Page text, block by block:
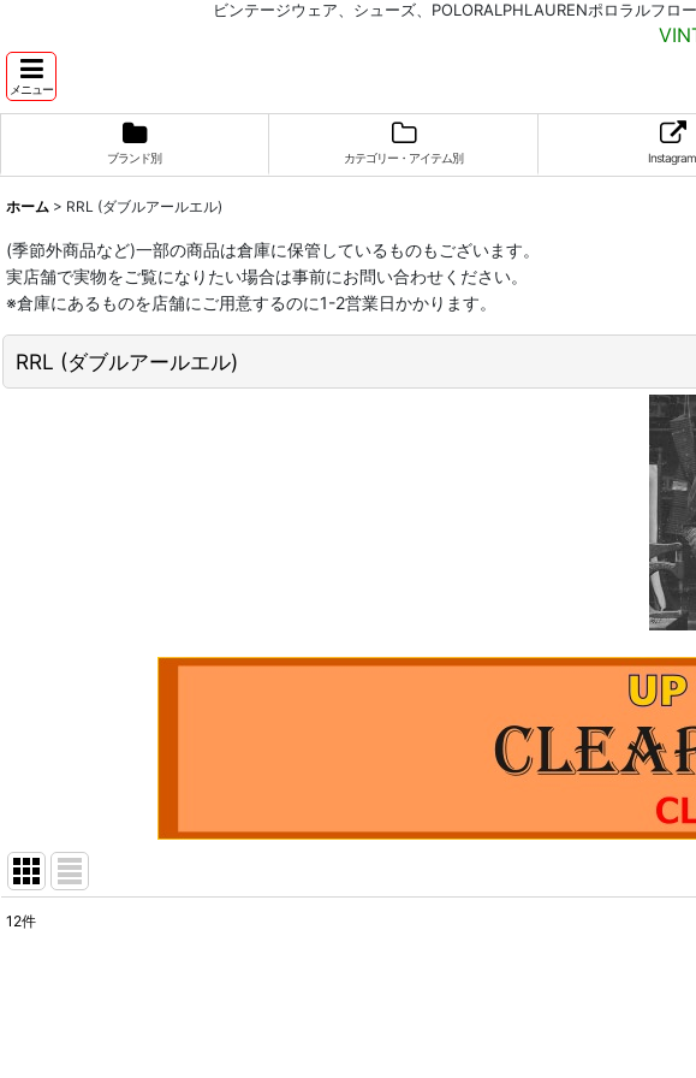
ビンテージウェア、シューズ、POLORALPHLAURENポロラルフ
メニュー
ブランド別 カテゴリー・アイテム別 Instagram
ホーム > RRL (ダブルアールエル)
(季節外商品など)一部の商品は倉庫に保管しているものもございます。
実店舗で実物をご覧になりたい場合は事前にお問い合わせください。
※倉庫にあるものを店舗にご用意するのに1-2営業日かかります。
RRL (ダブルアールエル)
12件